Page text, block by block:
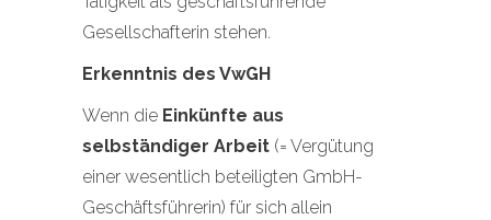
Gesellschafterin stehen.
Erkenntnis des VwGH
Wenn die Einkünfte aus
selbständiger Arbeit (= Vergütung
einer wesentlich beteiligten GmbH-
Geschäftsführerin) für sich allein